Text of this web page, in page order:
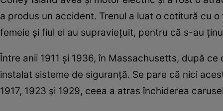
a produs un accident. Trenul a luat o cotitură cu
femeie şi fiul ei au supravieţuit, pentru că s-au
Între anii 1911 şi 1936, în Massachusetts, după
instalat sisteme de siguranţă. Se pare că nici
1917, 1923 şi 1929, ceea a atras închiderea